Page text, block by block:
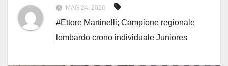
MAG 24, 2026
#Ettore Martinelli; Campione regionale
lombardo crono individuale Juniores